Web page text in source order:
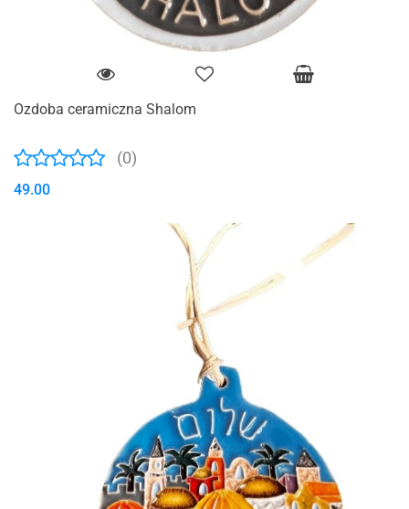
Ozdoba ceramiczna Shalom
(0)
49.00